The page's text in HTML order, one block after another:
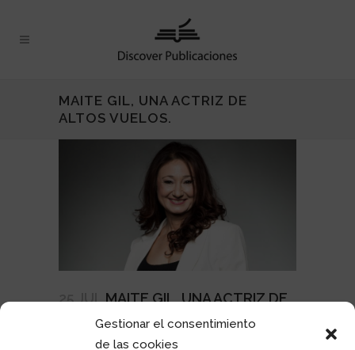
Gestionar el consentimiento
de las cookies
MAITE GIL, UNA ACTRIZ DE
ALTOS VUELOS.
25 JULMAITE GIL, UNA ACTRIZ DE
ALTOS VUELOS.
Discover Castellón